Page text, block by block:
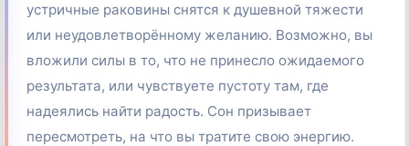
устричные раковины снятся к душевной тяжести
или неудовлетворённому желанию. Возможно, вы
вложили силы в то, что не принесло ожидаемого
результата, или чувствуете пустоту там, где
надеялись найти радость. Сон призывает
пересмотреть, на что вы тратите свою энергию.